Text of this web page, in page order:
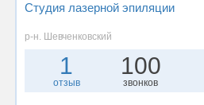
Студия лазерной эпиляции
р-н. Шевченковский
1
отзыв
100
звонков